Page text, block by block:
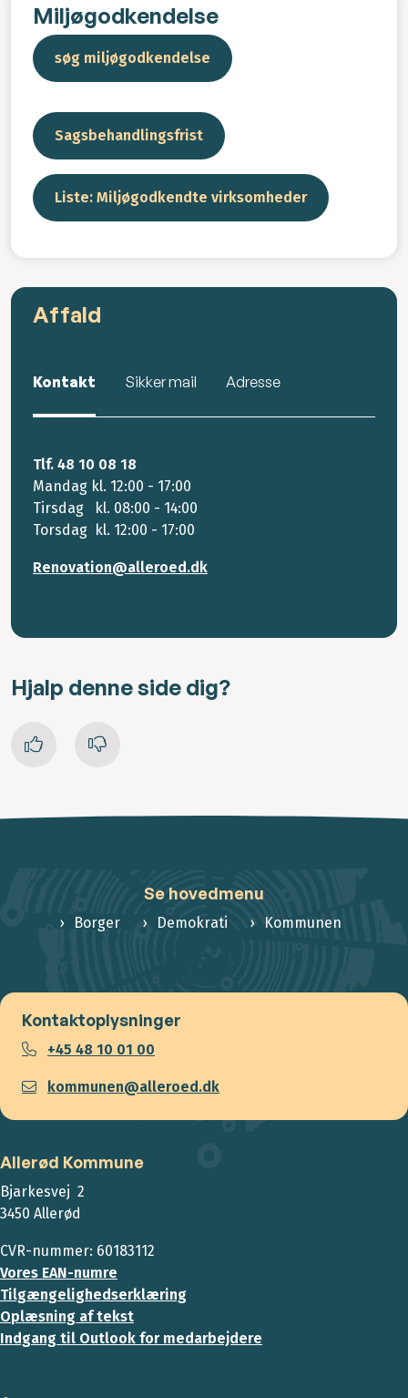
Miljøgodkendelse
søg miljøgodkendelse
Sagsbehandlingsfrist
Liste: Miljøgodkendte virksomheder
Affald
Kontakt Sikker mail Adresse
Tlf. 48 10 08 18
Mandag kl. 12:00 - 17:00
Tirsdag kl. 08:00 - 14:00
Torsdag kl. 12:00 - 17:00
Renovation@alleroed.dk
Hjalp denne side dig?
Se hovedmenu
Borger Demokrati Kommunen
Kontaktoplysninger
+45 48 10 01 00
kommunen@alleroed.dk
Allerød Kommune
Bjarkesvej 2
3450 Allerød
CVR-nummer: 60183112
Vores EAN-numre
Tilgængelighedserklæring
Oplæsning af tekst
Indgang til Outlook for medarbejdere